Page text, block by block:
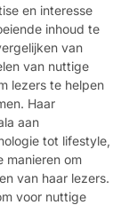
en interesse
inhoud te
van
van nuttige
lezers te helpen
Haar
aan
tot lifestyle,
manieren om
van haar lezers.
voor nuttige